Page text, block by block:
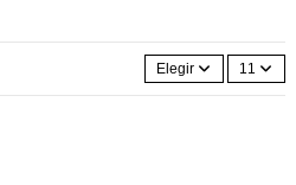
Elegir 11